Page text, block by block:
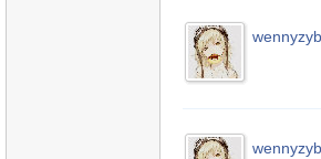
wennyzyb
wennyzyb